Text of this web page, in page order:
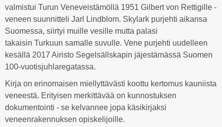
valmistui Turun Veneveistämöllä 1951 Gilbert von Rettigille -
veneen suunnitteli Jarl Lindblom. Skylark purjehti aikansa
Suomessa, siirtyi muille vesille mutta palasi
takaisin Turkuun samalle suvulle. Vene purjehti uudelleen
kesällä 2017 Airisto Segelsällskapin jäjestämässä Suomen
100-vuotisjuhlaregatassa.
Kirja on erinomaisen miellyttävästi koottu kertomus kauniista
veneestä. Erityisen merkittävää on kunnostuksen
dokumentointi - se kelvannee jopa käsikirjaksi
veneenrakennuksen opiskelijoille.